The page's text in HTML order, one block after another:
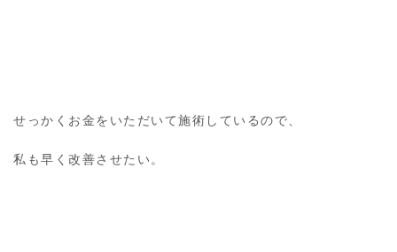
せっかくお金をいただいて施術しているので、
私も早く改善させたい。